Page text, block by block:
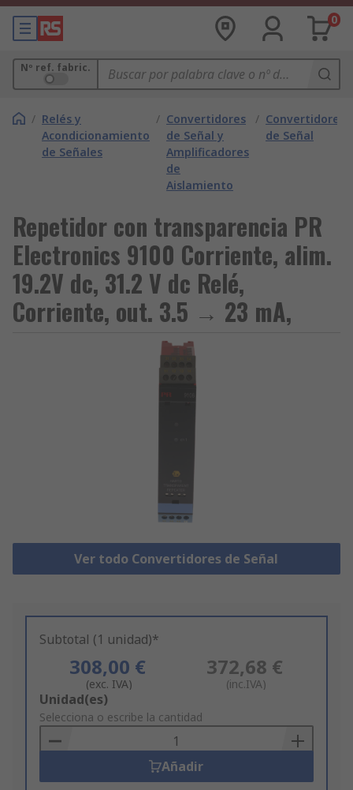
0
Nº ref. fabric.
/ Relés y
Acondicionamiento
de Señales
/ Convertidores
de Señal y
Amplificadores
de
Aislamiento
/ Convertidores
de Señal
Repetidor con transparencia PR
Electronics 9100 Corriente, alim.
19.2V dc, 31.2 V dc Relé,
Corriente, out. 3.5 → 23 mA,
Ver todo Convertidores de Señal
Subtotal (1 unidad)*
308,00 €
(exc. IVA)
372,68 €
(inc.IVA)
Add
to
Basket
Unidad(es)
Selecciona o escribe la cantidad
Añadir